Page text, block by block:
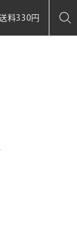
料330円